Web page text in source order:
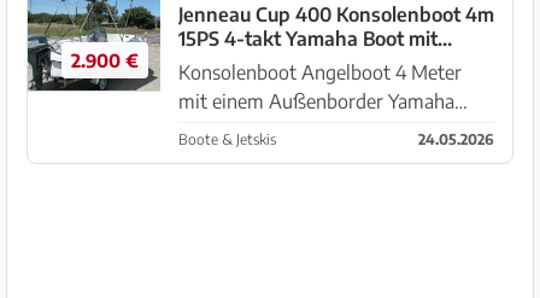
ist sparsam im Verbrauch, springt
sofort an , ist 660 Stunden gel...
2.900 €
Jenneau Cup 400 Konsolenboot 4m
15PS 4-takt Yamaha Boot mit
Trailer
Konsolenboot Angelboot 4 Meter
mit einem Außenborder Yamaha
15PS 4takt verkauft wird ein Boot,
Angelboot oder Ausflugsboot mit
Boote & Jetskis 24.05.2026